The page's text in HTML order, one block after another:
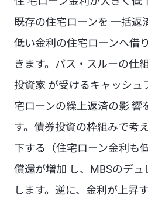
既存の住宅ローンを 一括返
低い金利の住宅ローンへ借
きます。パス・スルーの仕
投資家 が受けるキャッシュ
宅ローンの繰上返済の影 響
す。債券投資の枠組みで考
下する（住宅ローン金利も
償還が増加 し、MBSのデ
します。逆に、金利が上昇